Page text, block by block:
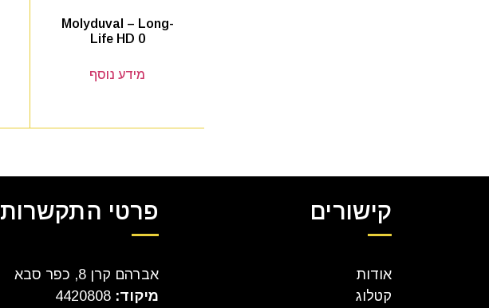
Molyduval – Long-
Life HD 0
מידע נוסף
קישורים
אודות
קטלוג
פרטי התקשרות
אברהם קרן 8, כפר סבא
מיקוד: